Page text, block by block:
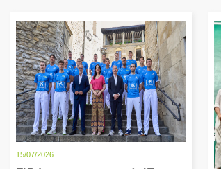
15/07/2026